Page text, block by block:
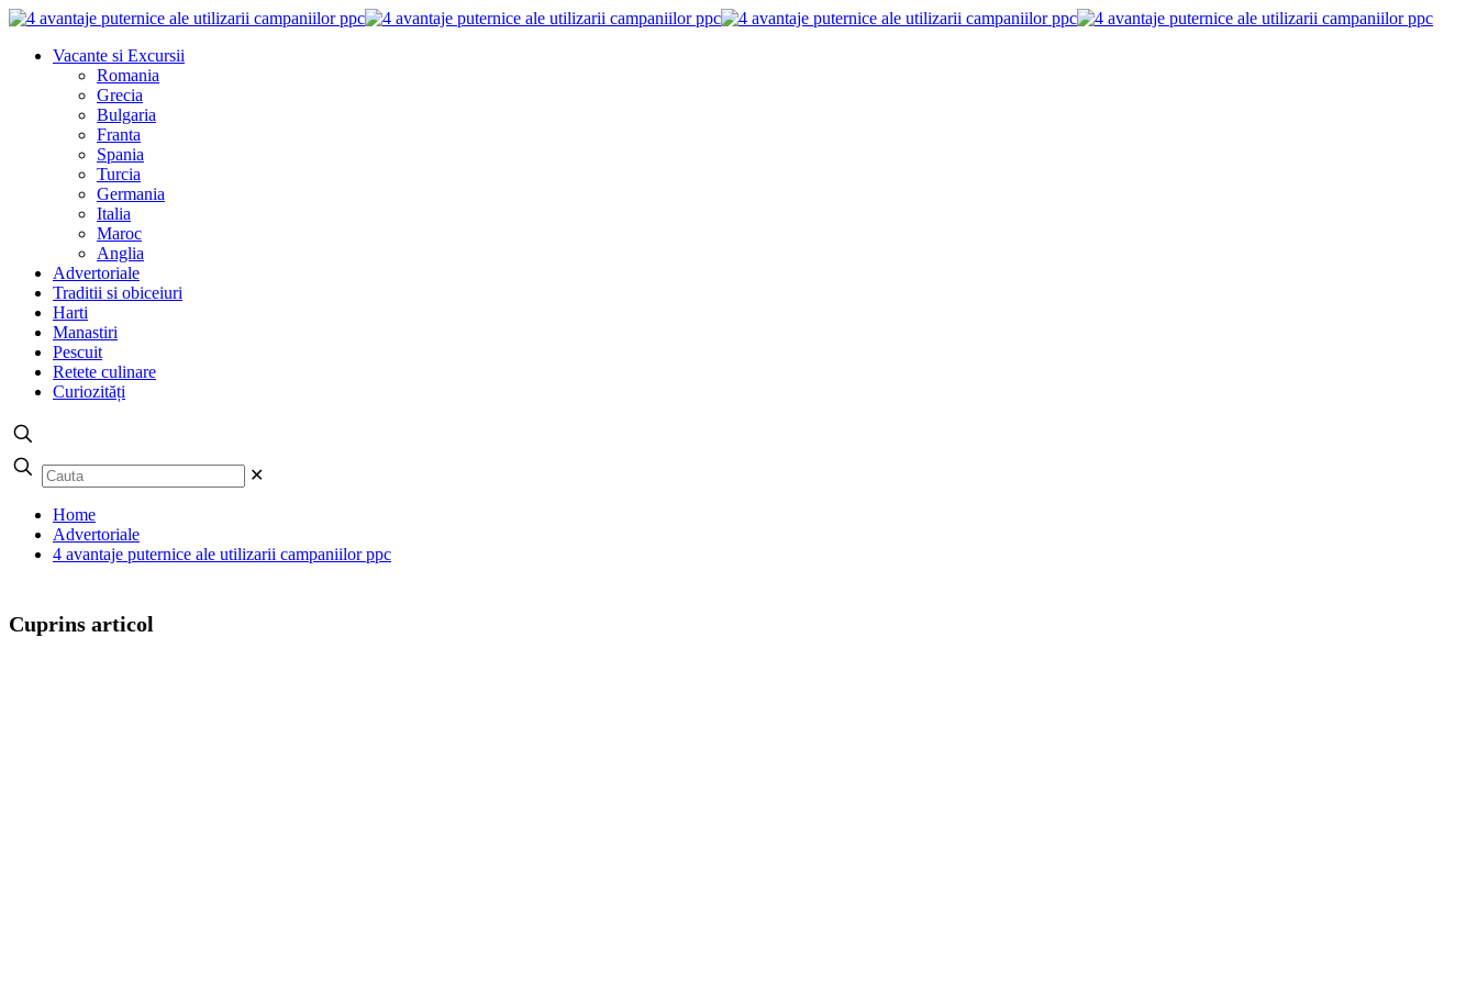
Vacante si Excursii
Romania
Grecia
Bulgaria
Franta
Spania
Turcia
Germania
Italia
Maroc
Anglia
Advertoriale
Traditii si obiceiuri
Harti
Manastiri
Pescuit
Retete culinare
Curiozități
✕
Home
Advertoriale
4 avantaje puternice ale utilizarii campaniilor ppc
Cuprins articol